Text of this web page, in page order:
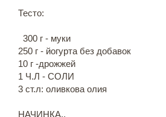
Тесто:
300 г - муки
250 г - йогурта без добавок
10 г -дрожжей
1 Ч.Л - СОЛИ
3 ст.л: оливкова олия
НАЧИНКА..